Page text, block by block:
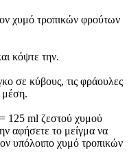
χυμό τροπικών φρούτων
κόψτε την.
σε κύβους, τις φράουλες
μέση.
125 ml ζεστού χυμού
αφήσετε το μείγμα να
υπόλοιπο χυμό τροπικών